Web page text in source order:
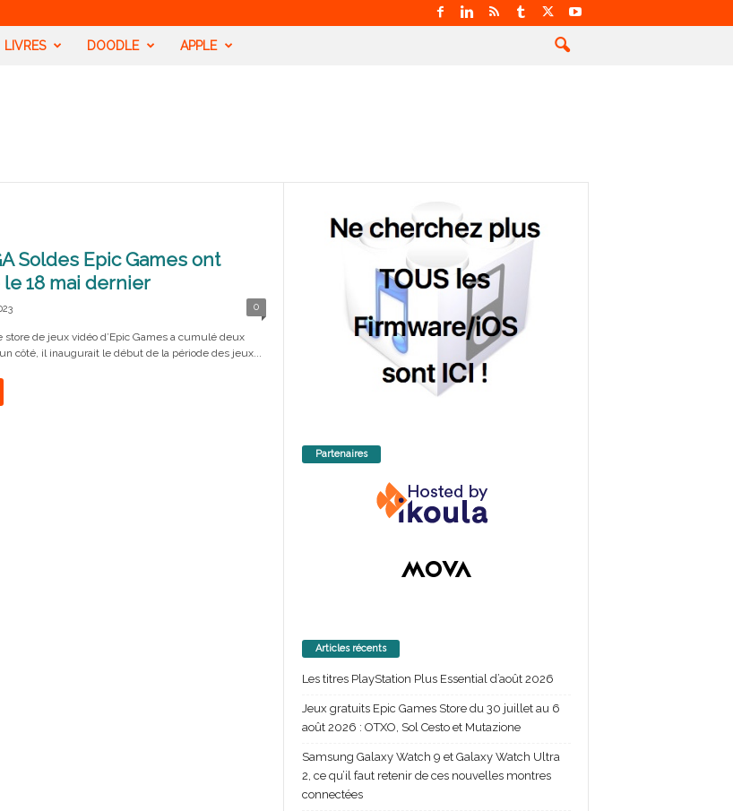
LIVRES DOODLE APPLE
Soldes Epic Games ont
18 mai dernier
0
store de jeux vidéo d’Epic Games a cumulé deux
côté, il inaugurait le début de la période des jeux...
Partenaires
Articles récents
Les titres PlayStation Plus Essential d’août 2026
Jeux gratuits Epic Games Store du 30 juillet au 6
août 2026 : OTXO, Sol Cesto et Mutazione
Samsung Galaxy Watch 9 et Galaxy Watch Ultra
2, ce qu’il faut retenir de ces nouvelles montres
connectées